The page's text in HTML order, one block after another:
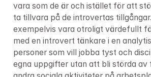
vara som de är och istället för att
ta tillvara på de introvertas
exempelvis vara otroligt värdefullt
med en introvert tänkare i en
personer som vill jobba tyst och
egna uppgifter utan att bli störda av